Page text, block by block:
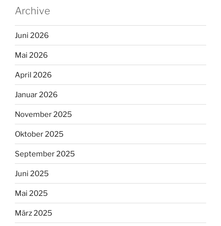
Archive
Juni 2026
Mai 2026
April 2026
Januar 2026
November 2025
Oktober 2025
September 2025
Juni 2025
Mai 2025
März 2025